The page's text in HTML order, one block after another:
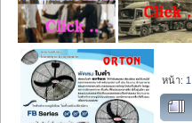
หน้า: 1